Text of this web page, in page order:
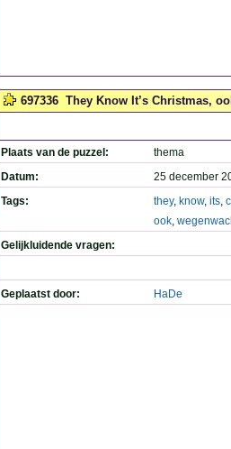
697336 They Know It’s Christmas,
Plaats van de puzzel:
thema
Datum:
25 december
Tags:
they, know, its,
ook,
Gelijkluidende vragen:
Geplaatst door: HaDe